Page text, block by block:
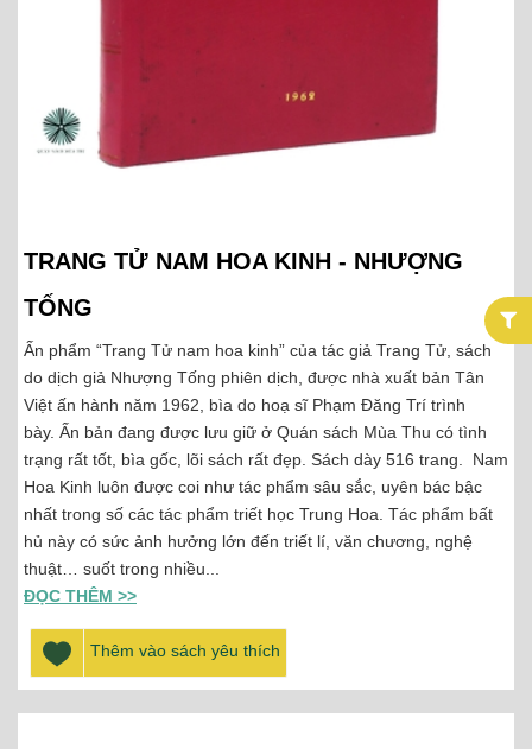
TRANG TỬ NAM HOA KINH - NHƯỢNG
TỐNG
Ấn phẩm “Trang Tử nam hoa kinh” của tác giả Trang Tử, sách
do dịch giả Nhượng Tống phiên dịch, được nhà xuất bản Tân
Việt ấn hành năm 1962, bìa do hoạ sĩ Phạm Đăng Trí trình
bày. Ấn bản đang được lưu giữ ở Quán sách Mùa Thu có tình
trạng rất tốt, bìa gốc, lõi sách rất đẹp. Sách dày 516 trang. Nam
Hoa Kinh luôn được coi như tác phẩm sâu sắc, uyên bác bậc
nhất trong số các tác phẩm triết học Trung Hoa. Tác phẩm bất
hủ này có sức ảnh hưởng lớn đến triết lí, văn chương, nghệ
thuật… suốt trong nhiều...
ĐỌC THÊM >>
Thêm vào sách yêu thích